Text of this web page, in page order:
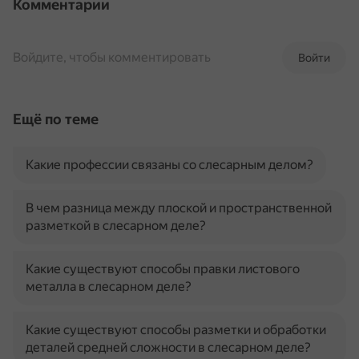
Комментарии
Войти
Войдите, чтобы комментировать
Ещё по теме
Какие профессии связаны со слесарным делом?
В чем разница между плоской и пространственной
разметкой в слесарном деле?
Какие существуют способы правки листового
металла в слесарном деле?
Какие существуют способы разметки и обработки
деталей средней сложности в слесарном деле?